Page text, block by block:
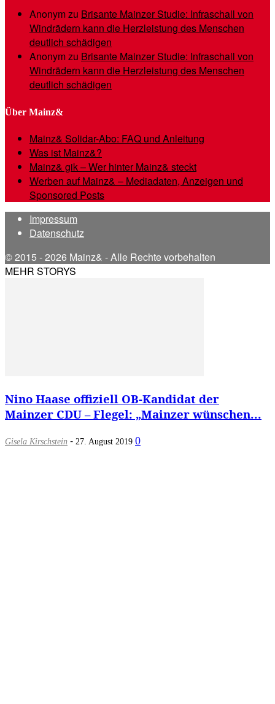
Anonymzu Brisante Mainzer Studie: Infraschall von
Windrädern kann die Herzleistung des Menschen
deutlich schädigen
Anonymzu Brisante Mainzer Studie: Infraschall von
Windrädern kann die Herzleistung des Menschen
deutlich schädigen
Über Mainz&
Mainz& Solidar-Abo: FAQ und Anleitung
Was ist Mainz&?
Mainz& gik – Wer hinter Mainz& steckt
Werben auf Mainz& – Mediadaten, Anzeigen und
Sponsored Posts
Impressum
Datenschutz
© 2015 - 2026 Mainz& - Alle Rechte vorbehalten
MEHR STORYS
Nino Haase offiziell OB-Kandidat der
Mainzer CDU – Flegel: „Mainzer wünschen...
Gisela Kirschstein - 27. August 2019 0